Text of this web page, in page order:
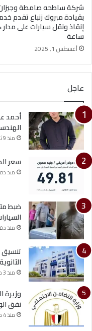
شركة ساطحه صامطة
بقيادة مبروك زنباع تقدم
ساعة
أغسطس 1, 2025
عاجل
أحمد
منذ 9 ثواني
سعر
منذ
ضبط
منذ
منذ 3 دقائق
نفق
منذ 4 دقائق